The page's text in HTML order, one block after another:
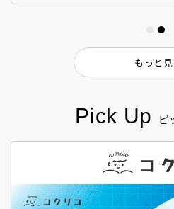
Pick Up ピ
もっと見